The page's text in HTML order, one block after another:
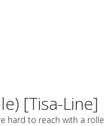
[Tisa-Line]
hard to reach with a